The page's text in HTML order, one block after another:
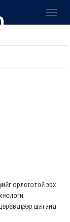
орлоготой эрх
шатанд